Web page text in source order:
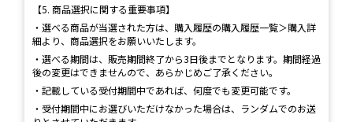
【5. 商品選択に関する重要事項】
・選べる商品が当選された方は、購入履歴の購入履歴一覧＞購入詳
細より、商品選択をお願いいたします。
・選べる期間は、販売期間終了から3日後までとなります。期間経過
後の変更はできませんので、あらかじめご了承ください。
・記載している受付期間中であれば、何度でも変更可能です。
・受付期間中にお選びいただけなかった場合は、ランダムでのお送